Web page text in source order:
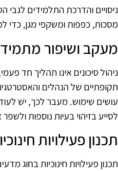
ניסויים והדרכת התלמידים לגבי
מסכות, כפפות ומשקפי מגן, כדי
מעקב ושיפור מתמיד
ניהול סיכונים אינו תהליך חד
תקופתיים של הנהלים
עושים שימוש. מעבר לכך, יש
לסייע בזיהוי בעיות נוספות
תכנון פעילויות
תכנון פעילויות חינוכיות בחוג